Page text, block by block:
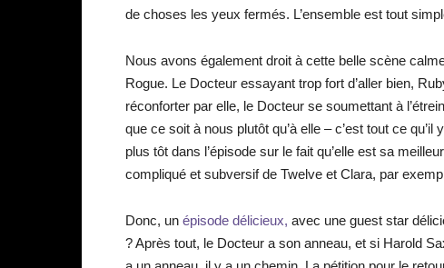
de choses les yeux fermés. L’ensemble est tout
Nous avons également droit à cette belle scène
Rogue. Le Docteur essayant trop fort d’aller bien,
réconforter par elle, le Docteur se soumettant à
que ce soit à nous plutôt qu’à elle – c’est tout ce
plus tôt dans l’épisode sur le fait qu’elle est sa
compliqué et subversif de Twelve et Clara, par
Donc, un épisode délicieux, avec une guest star
? Après tout, le Docteur a son anneau, et si Harold